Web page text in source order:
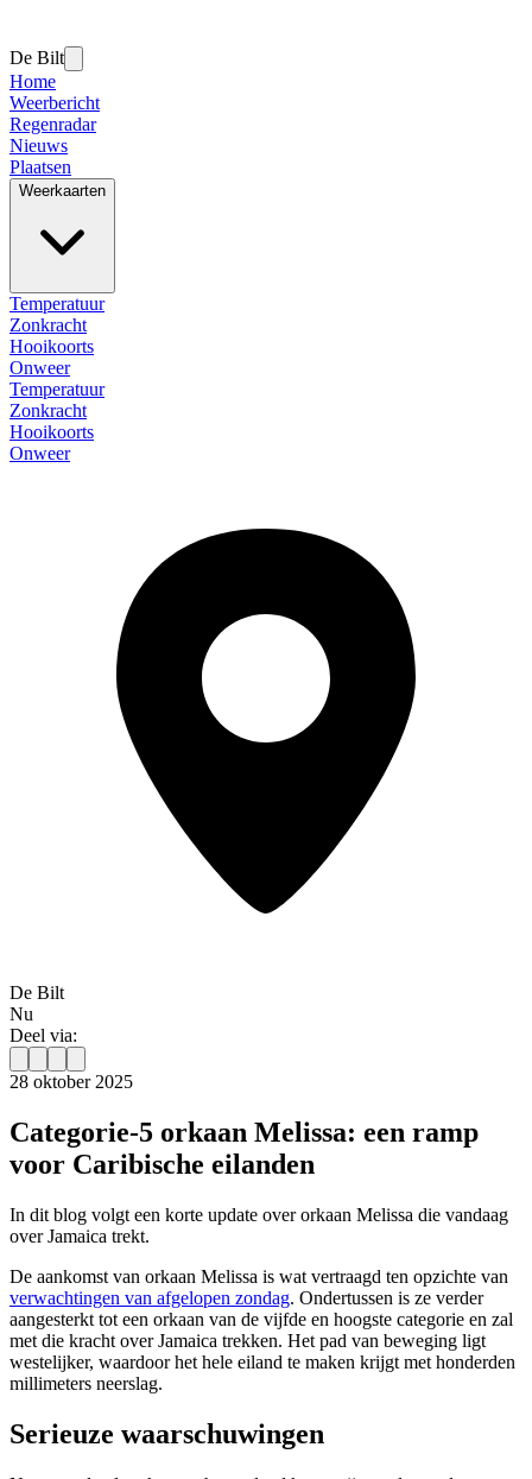
De Bilt
Home
Weerbericht
Regenradar
Nieuws
Plaatsen
Weerkaarten
Temperatuur
Zonkracht
Hooikoorts
Onweer
Temperatuur
Zonkracht
Hooikoorts
Onweer
De Bilt
Nu
Deel via:
28 oktober 2025
Categorie-5 orkaan Melissa: een ramp
voor Caribische eilanden
In dit blog volgt een korte update over orkaan Melissa die vandaag
over Jamaica trekt.
De aankomst van orkaan Melissa is wat vertraagd ten opzichte van
verwachtingen van afgelopen zondag. Ondertussen is ze verder
aangesterkt tot een orkaan van de vijfde en hoogste categorie en zal
met die kracht over Jamaica trekken. Het pad van beweging ligt
westelijker, waardoor het hele eiland te maken krijgt met honderden
millimeters neerslag.
Serieuze waarschuwingen